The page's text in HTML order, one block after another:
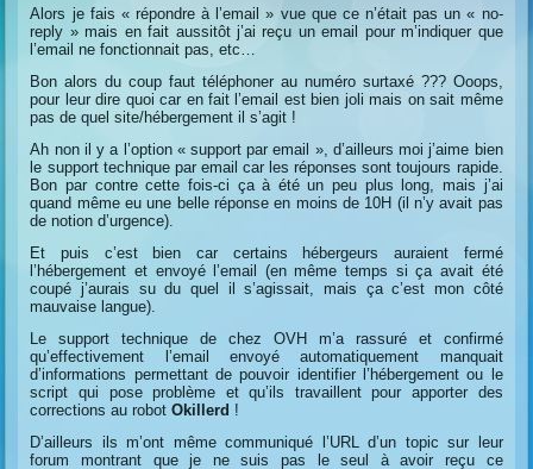
Alors je fais « répondre à l’email » vue que ce n’était pas un « no-
reply » mais en fait aussitôt j’ai reçu un email pour m’indiquer que
l’email ne fonctionnait pas, etc…
Bon alors du coup faut téléphoner au numéro surtaxé ??? Ooops,
pour leur dire quoi car en fait l’email est bien joli mais on sait même
pas de quel site/hébergement il s’agit !
Ah non il y a l’option « support par email », d’ailleurs moi j’aime bien
le support technique par email car les réponses sont toujours rapide.
Bon par contre cette fois-ci ça à été un peu plus long, mais j’ai
quand même eu une belle réponse en moins de 10H (il n’y avait pas
de notion d’urgence).
Et puis c’est bien car certains hébergeurs auraient fermé
l’hébergement et envoyé l’email (en même temps si ça avait été
coupé j’aurais su du quel il s’agissait, mais ça c’est mon côté
mauvaise langue).
Le support technique de chez OVH m’a rassuré et confirmé
qu’effectivement l’email envoyé automatiquement manquait
d’informations permettant de pouvoir identifier l’hébergement ou le
script qui pose problème et qu’ils travaillent pour apporter des
corrections au robotOkillerd !
D’ailleurs ils m’ont même communiqué l’URL d’un topic sur leur
forum montrant que je ne suis pas le seul à avoir reçu ce